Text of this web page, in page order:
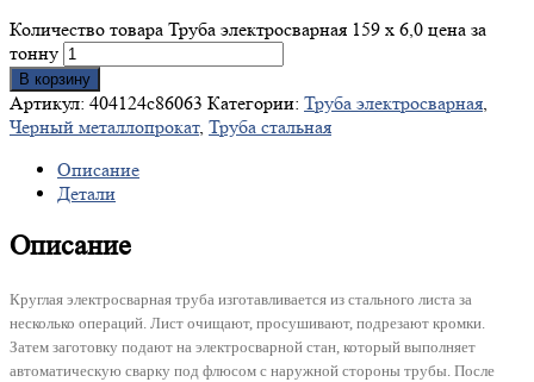
Количество товара Труба электросварная 159 х 6,0 цена за
тонну
В корзину
Артикул: 404124c86063 Категории: Труба электросварная,
Черный металлопрокат, Труба стальная
Описание
Детали
Описание
Круглая электросварная труба изготавливается из стального листа за
несколько операций. Лист очищают, просушивают, подрезают кромки.
Затем заготовку подают на электросварной стан, который выполняет
автоматическую сварку под флюсом с наружной стороны трубы. После